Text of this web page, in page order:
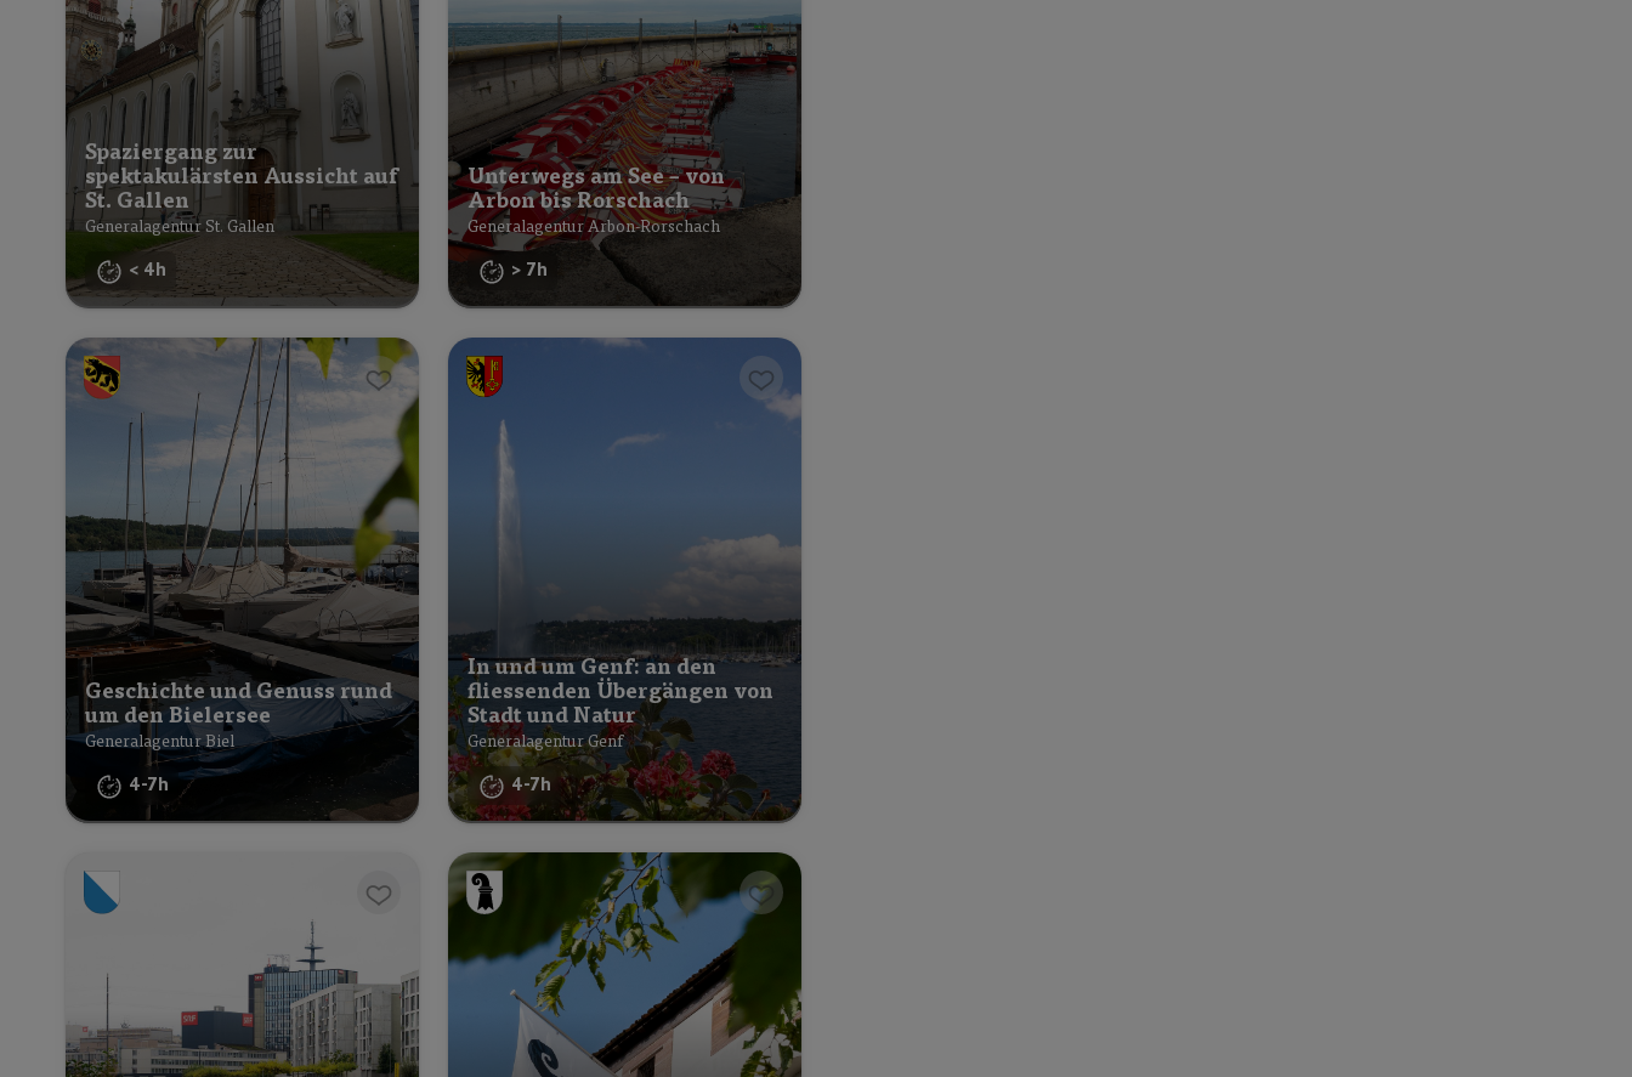
Spaziergang zur
spektakulärsten Aussicht auf
St. Gallen
Generalagentur St. Gallen
< 4h
Unterwegs am See – von
Arbon bis Rorschach
Generalagentur Arbon-Rorschach
> 7h
Geschichte und Genuss rund
um den Bielersee
Generalagentur Biel
4-7h
In und um Genf: an den
fliessenden Übergängen von
Stadt und Natur
Generalagentur Genf
4-7h